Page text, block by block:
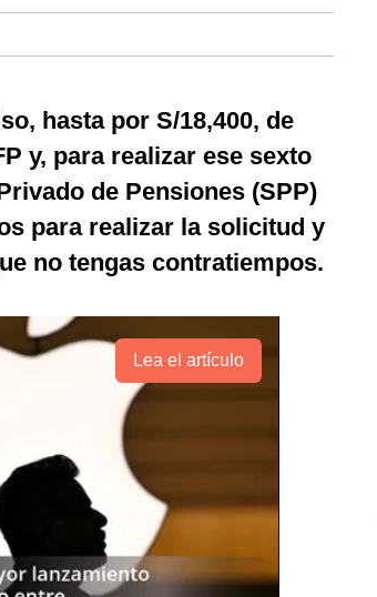
hasta por S/18,400, de
y, para realizar ese sexto
de Pensiones (SPP)
para realizar la solicitud y
no tengas contratiempos.
Lea el artículo